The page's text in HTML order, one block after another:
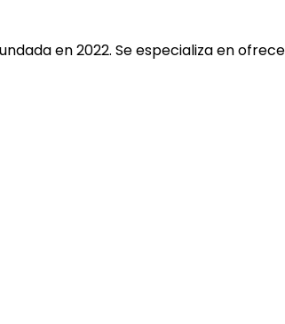
en 2022. Se especializa en